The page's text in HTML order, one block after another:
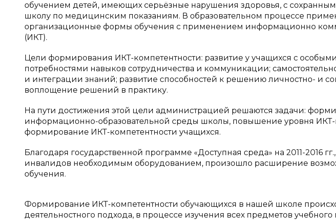
обучением детей, имеющих серьёзные нарушения здоровья, с
школу по медицинским показаниям. В образовательном процессе
организационные формы обучения с применением информационно
(ИКТ).
Цели формирования ИКТ-компетентности: развитие у учащихся с
потребностями навыков сотрудничества и коммуникации;
и интеграции знаний; развитие способностей к решению личностно- и
воплощение решений в практику.
На пути достижения этой цели администрацией решаются задачи:
информационно-образовательной среды школы, повышение уровня ИКТ-
формирование ИКТ-компетентности учащихся.
Благодаря государственной программе «Доступная среда» на 2011-2016
инвалидов необходимым оборудованием, произошло расширение
обучения.
Формирование ИКТ-компетентности обучающихся в нашей школе
деятельностного подхода, в процессе изучения всех предметов учебного